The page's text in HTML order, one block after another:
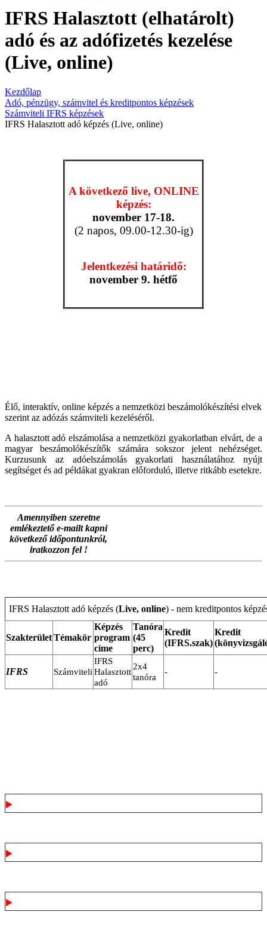
IFRS Halasztott (elhatárolt)
adó és az adófizetés kezelése
(Live, online)
Kezdőlap
Adó, pénzügy, számvitel és kreditpontos képzések
Számviteli IFRS képzések
IFRS Halasztott adó képzés (Live, online)
A következő live, ONLINE
képzés:
november 17-18.
(2 napos, 09.00-12.30-ig)
Jelentkezési határidő:
november 9. hétfő
Élő, interaktív, online képzés a nemzetközi beszámolókészítési elvek
szerint az adózás számviteli kezeléséről.
A halasztott adó elszámolása a nemzetközi gyakorlatban elvárt, de a
magyar beszámolókészítők számára sokszor jelent nehézséget.
Kurzusunk az adóelszámolás gyakorlati használatához nyújt
segítséget és ad példákat gyakran előforduló, illetve ritkább esetekre.
Amennyiben szeretne
emlékeztető e-mailt kapni
következő időpontunkról,
iratkozzon fel !
IFRS Halasztott adó képzés (Live, online) - nem kreditpontos
SzakterületTémakör
Képzés
program
címe
Tanóra
(45
perc)
Kredit
(IFRS.szak)
Kredit
IFRS Számviteli
IFRS
Halasztott
adó
2x4
tanóra
- -